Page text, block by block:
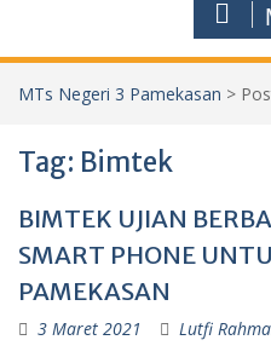
MTs Negeri 3 Pamekasan >
Tag: Bimtek
BIMTEK UJIAN
SMART PHONE
PAMEKASAN
3 Maret 2021 Lutfi